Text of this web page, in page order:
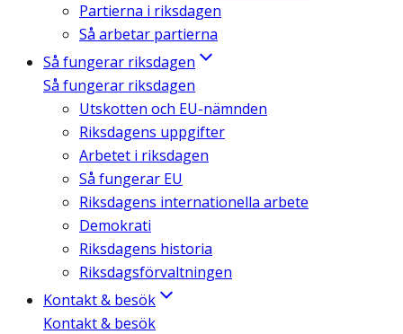
Partierna i riksdagen
Så arbetar partierna
Så fungerar riksdagen
Så fungerar riksdagen
Utskotten och EU-nämnden
Riksdagens uppgifter
Arbetet i riksdagen
Så fungerar EU
Riksdagens internationella arbete
Demokrati
Riksdagens historia
Riksdagsförvaltningen
Kontakt & besök
Kontakt & besök